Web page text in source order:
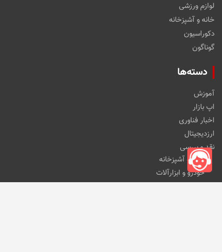
لوازم ورزشی
خانه و آشپزخانه
دکوراسیون
گوناگون
دسته‌ها
آموزش
اپ بازار
اخبار فناوری
ارزدیجیتال
نقد و بررسی
خانه و آشپزخانه
خودرو و ابزارآلات